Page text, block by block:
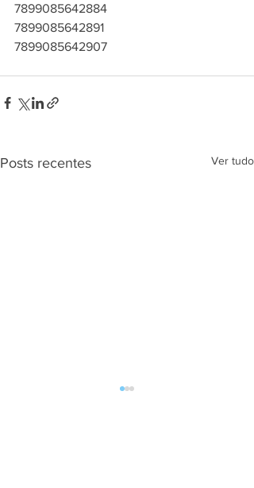
7899085642884
7899085642891
7899085642907
Posts recentes Ver tudo